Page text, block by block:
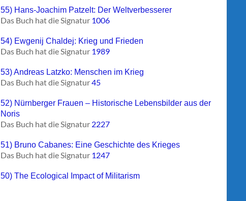
55) Hans-Joachim Patzelt: Der Weltverbesserer
Das Buch hat die Signatur 1006
54) Ewgenij Chaldej: Krieg und Frieden
Das Buch hat die Signatur 1989
53) Andreas Latzko: Menschen im Krieg
Das Buch hat die Signatur45
52) Nürnberger Frauen – Historische Lebensbilder aus der
Noris
Das Buch hat die Signatur 2227
51) Bruno Cabanes: Eine Geschichte des Krieges
Das Buch hat die Signatur 1247
50) The Ecological Impact of Militarism